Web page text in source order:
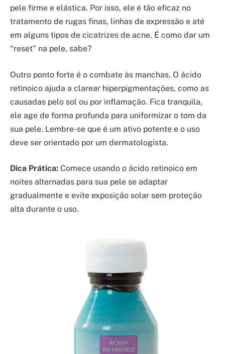
pele firme e elástica. Por isso, ele é tão eficaz no
tratamento de rugas finas, linhas de expressão e até
em alguns tipos de cicatrizes de acne. É como dar um
“reset” na pele, sabe?
Outro ponto forte é o combate às manchas. O ácido
retinoico ajuda a clarear hiperpigmentações, como as
causadas pelo sol ou por inflamação. Fica tranquila,
ele age de forma profunda para uniformizar o tom da
sua pele. Lembre-se que é um ativo potente e o uso
deve ser orientado por um dermatologista.
Dica Prática: Comece usando o ácido retinoico em
noites alternadas para sua pele se adaptar
gradualmente e evite exposição solar sem proteção
alta durante o uso.